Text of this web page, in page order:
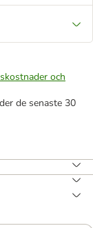
och
de senaste 30